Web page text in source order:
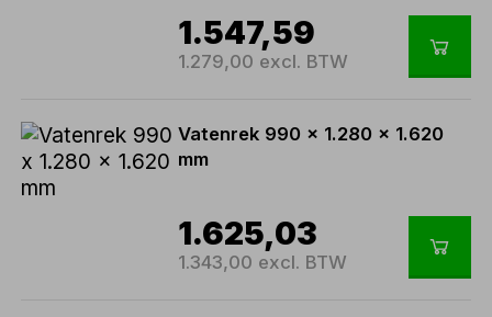
1.547,59
1.279,00 excl. BTW
Vatenrek 990 x 1.280 x 1.620
mm
1.625,03
1.343,00 excl. BTW